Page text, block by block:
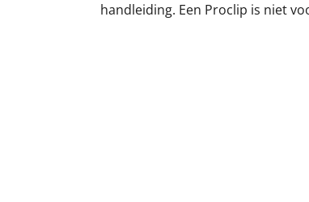
handleiding. Een Proclip is niet